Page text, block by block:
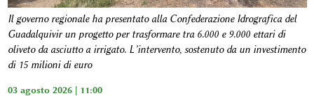
Il governo regionale ha presentato alla Confederazione Idrografica del
Guadalquivir un progetto per trasformare tra 6.000 e 9.000 ettari di
oliveto da asciutto a irrigato. L’intervento, sostenuto da un investimento
di 15 milioni di euro
03 agosto 2026 | 11:00